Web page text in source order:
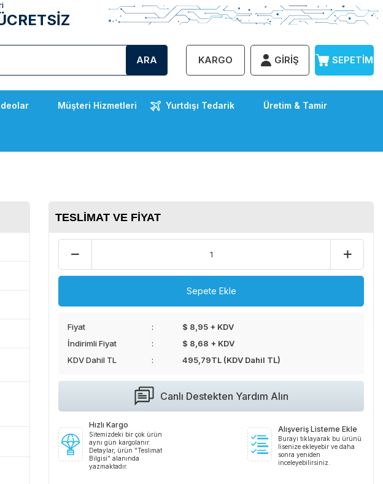
ARA KARGO GIRIŞ SEPETIM
Müşteri Hizmetleri Yurtdışı Tedarik Üretim & Tamir
TESLIMAT VE FIYAT
Sepete Ekle
Fiyat
$ 8,95 + KDV
İndirimli Fiyat
$ 8,68 + KDV
KDV Dahil TL
495,79TL (KDV Dahil TL)
Canlı Destekten Yardım Alın
Hızlı Kargo
Sitemizdeki bir çok ürün
aynı gün kargolanır.
Detaylar, ürün "Teslimat
Bilgisi" alanında
yazmaktadır.
Alışveriş Listeme Ekle
Burayı tıklayarak bu ürünü
lisenize ekleyebir ve daha
sonra yeniden
inceleyebilirsiniz.